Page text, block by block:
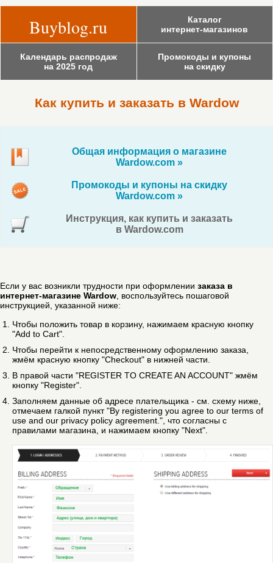
Buyblog.ru
Каталог
интернет-магазинов
Календарь распродаж
на 2025 год
Промокоды и купоны
на скидку
Как купить и заказать в Wardow
Общая информация о магазине
Wardow.com »
Промокоды и купоны на скидку
Wardow.com »
Инструкция, как купить и заказать
в Wardow.com
Если у вас возникли трудности при оформлении заказа в
интернет-магазине Wardow , воспользуйтесь пошаговой
инструкцией, указанной ниже:
Чтобы положить товар в корзину, нажимаем красную кнопку
"Add to Cart".
Чтобы перейти к непосредственному оформлению заказа,
жмём красную кнопку "Checkout" в нижней части.
В правой части "REGISTER TO CREATE AN ACCOUNT" жмём
кнопку "Register".
Заполняем данные об адресе плательщика - см. схему ниже,
отмечаем галкой пункт "By registering you agree to our terms of
use and our privacy policy agreement.", что согласны с
правилами магазина, и нажимаем кнопку "Next".